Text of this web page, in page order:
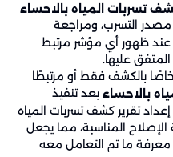
تسربات المياه بالاحساء
مصدر التسرب، ومراجعة
عند ظهور أي مؤشر مرتبط
عليها.
بالكشف فقط أو مرتبطًا
بالاحساء بعد تنفيذ
تقرير كشف تسربات المياه
المناسبة، مما يجعل
ما تم التعامل معه